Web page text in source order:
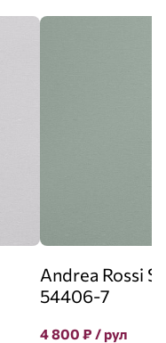
Andrea Rossi
54406-7
4 800 ₽ / рул